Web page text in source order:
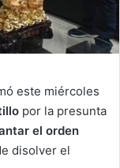
este miércoles
por la presunta
el orden
disolver el